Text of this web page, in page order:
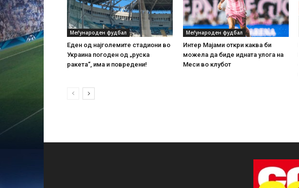
Меѓународен фудбал
Еден од најголемите стадиони во
Украина погоден од „руска
ракета“, има и повредени!
Меѓународен фудбал
Интер Мајами откри каква би
можела да биде идната улога на
Меси во клубот